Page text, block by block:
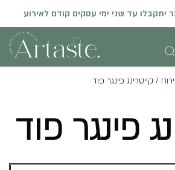
יתקבלו עד שני ימי עסקים קודם לאירוע
/ קייטרינג פינגר פוד
פינגר פוד